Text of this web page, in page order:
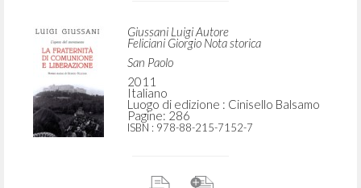
Giussani Luigi Autore
Feliciani Giorgio Nota storica
San Paolo
2011
Italiano
Luogo di edizione : Cinisello Balsamo
Pagine: 286
ISBN : 978-88-215-7152-7